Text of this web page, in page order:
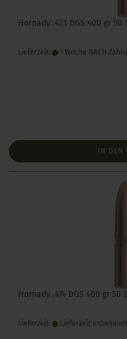
Hornady .423 DGS 400 gr 50
Lieferzeit: 1 Woche NACH
IN DEN
Hornady .474 DGS 400 gr 50
Lieferzeit: Lieferzeit